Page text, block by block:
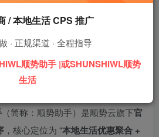
是聚焦外卖餐饮代下单、电商返利
小程序，主打 “用户省钱、推广赚
，帮你低成本撬动本地生活流量红
么？官方定位与核心价值
（简称：顺势助手）是顺势云旗下官
，核心定位为 “本地生活优惠聚合 +
/ 本地生活 CPS 推广
· 正规渠道 · 全程指导
顺势助手 |或SHUNSHIWL顺势
生活